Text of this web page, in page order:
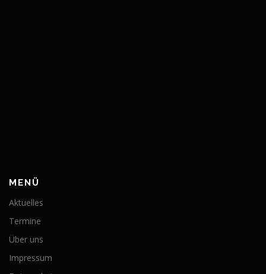
MENÜ
Aktuelles
Termine
Über uns
Impressum